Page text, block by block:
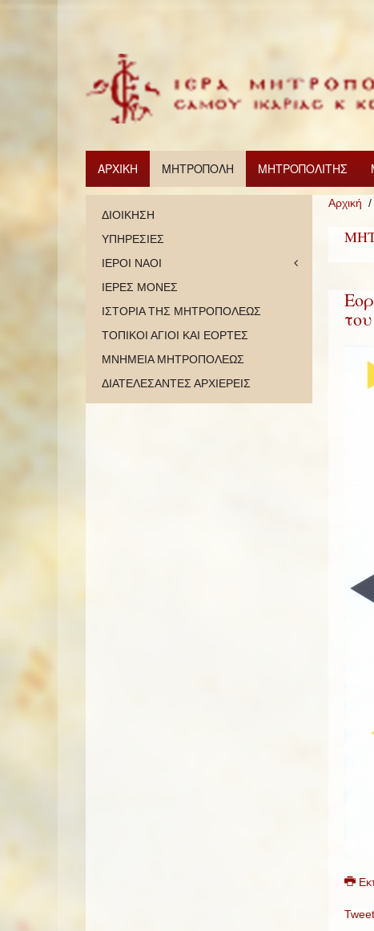
ΑΡΧΙΚΗ ΜΗΤΡΟΠΟΛΗ ΜΗΤΡΟΠΟΛΙΤΗΣ
Αρχική
Tweet
ΔΙΟΙΚΗΣΗ
ΥΠΗΡΕΣΙΕΣ
ΙΕΡΟΙ ΝΑΟΙ
ΙΕΡΕΣ ΜΟΝΕΣ
ΙΣΤΟΡΙΑ ΤΗΣ ΜΗΤΡΟΠΟΛΕΩΣ
ΤΟΠΙΚΟΙ ΑΓΙΟΙ ΚΑΙ ΕΟΡΤΕΣ
ΜΝΗΜΕΙΑ ΜΗΤΡΟΠΟΛΕΩΣ
ΔΙΑΤΕΛΕΣΑΝΤΕΣ ΑΡΧΙΕΡΕΙΣ